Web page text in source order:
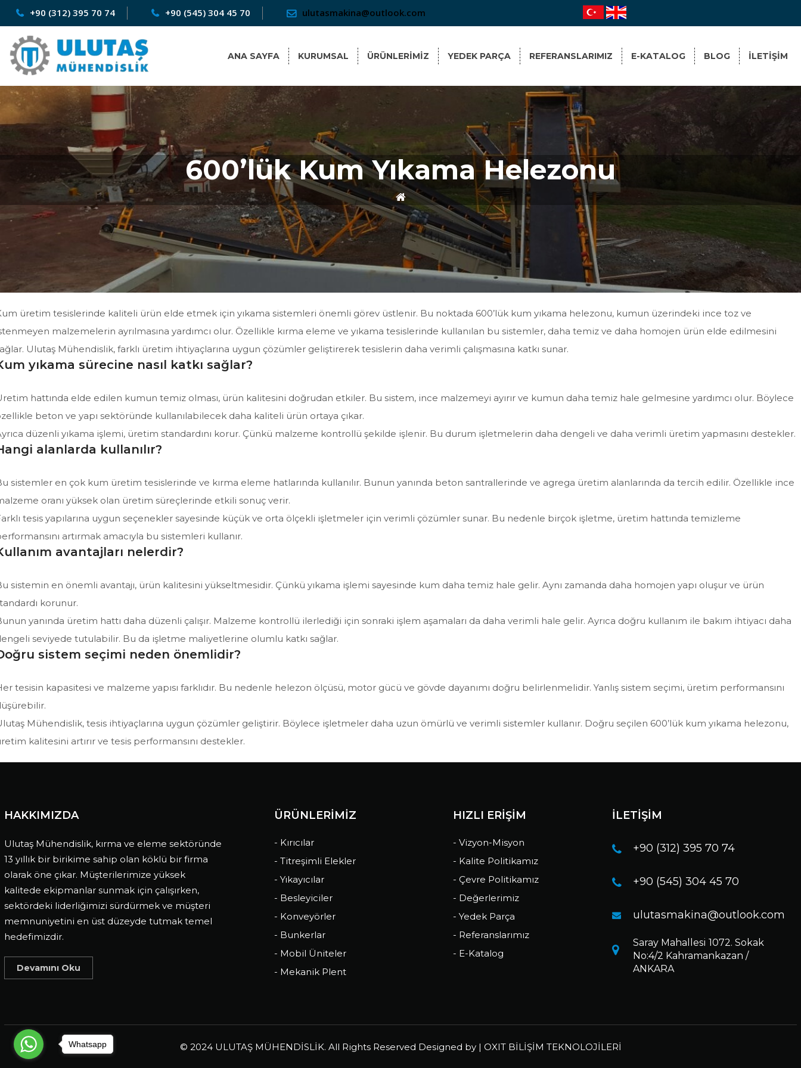
+90 (312) 395 70 74 +90 (545) 304 45 70 ulutasmakina@outlook.com
ANA SAYFA KURUMSAL ÜRÜNLERİMİZ YEDEK PARÇA REFERANSLARIMIZ E-KATALOG BLOG ILETIŞIM
600’lük Kum Yıkama Helezonu
üretim tesislerinde kaliteli ürün elde etmek için yıkama sistemleri önemli görev üstlenir. Bu noktada 600’lük kum yıkama helezonu, kumun üzerindeki ince toz ve
malzemelerin ayrılmasına yardımcı olur. Özellikle kırma eleme ve yıkama tesislerinde kullanılan bu sistemler, daha temiz ve daha homojen ürün elde edilmesini
Ulutaş Mühendislik, farklı üretim ihtiyaçlarına uygun çözümler geliştirerek tesislerin daha verimli çalışmasına katkı sunar.
yıkama sürecine nasıl katkı sağlar?
hattında elde edilen kumun temiz olması, ürün kalitesini doğrudan etkiler. Bu sistem, ince malzemeyi ayırır ve kumun daha temiz hale gelmesine yardımcı olur. Böylece
beton ve yapı sektöründe kullanılabilecek daha kaliteli ürün ortaya çıkar.
düzenli yıkama işlemi, üretim standardını korur. Çünkü malzeme kontrollü şekilde işlenir. Bu durum işletmelerin daha dengeli ve daha verimli üretim yapmasını destekler.
alanlarda kullanılır?
sistemler en çok kum üretim tesislerinde ve kırma eleme hatlarında kullanılır. Bunun yanında beton santrallerinde ve agrega üretim alanlarında da tercih edilir. Özellikle ince
oranı yüksek olan üretim süreçlerinde etkili sonuç verir.
tesis yapılarına uygun seçenekler sayesinde küçük ve orta ölçekli işletmeler için verimli çözümler sunar. Bu nedenle birçok işletme, üretim hattında temizleme
artırmak amacıyla bu sistemleri kullanır.
avantajları nelerdir?
sistemin en önemli avantajı, ürün kalitesini yükseltmesidir. Çünkü yıkama işlemi sayesinde kum daha temiz hale gelir. Aynı zamanda daha homojen yapı oluşur ve ürün
korunur.
yanında üretim hattı daha düzenli çalışır. Malzeme kontrollü ilerlediği için sonraki işlem aşamaları da daha verimli hale gelir. Ayrıca doğru kullanım ile bakım ihtiyacı daha
seviyede tutulabilir. Bu da işletme maliyetlerine olumlu katkı sağlar.
sistem seçimi neden önemlidir?
tesisin kapasitesi ve malzeme yapısı farklıdır. Bu nedenle helezon ölçüsü, motor gücü ve gövde dayanımı doğru belirlenmelidir. Yanlış sistem seçimi, üretim performansını
Mühendislik, tesis ihtiyaçlarına uygun çözümler geliştirir. Böylece işletmeler daha uzun ömürlü ve verimli sistemler kullanır. Doğru seçilen 600’lük kum yıkama helezonu,
kalitesini artırır ve tesis performansını destekler.
HAKKIMIZDA
Ulutaş Mühendislik, kırma ve eleme sektöründe
13 yıllık bir birikime sahip olan köklü bir firma
olarak öne çıkar. Müşterilerimize yüksek
kalitede ekipmanlar sunmak için çalışırken,
sektördeki liderliğimizi sürdürmek ve müşteri
memnuniyetini en üst düzeyde tutmak temel
hedefimizdir.
Devamını Oku
ÜRÜNLERİMİZ
- Kırıcılar
- Titreşimli Elekler
- Yıkayıcılar
- Besleyiciler
- Konveyörler
- Bunkerlar
- Mobil Üniteler
- Mekanik Plent
HIZLI ERİŞİM
- Vizyon-Misyon
- Kalite Politikamız
- Çevre Politikamız
- Değerlerimiz
- Yedek Parça
- Referanslarımız
- E-Katalog
İLETİŞİM
+90 (312) 395 70 74
+90 (545) 304 45 70
ulutasmakina@outlook.com
Saray Mahallesi 1072. Sokak
No:4/2 Kahramankazan /
ANKARA
© 2024 ULUTAŞ MÜHENDİSLİK. All Rights Reserved Designed by | OXIT BİLİŞİM TEKNOLOJİLERİ
Whatsapp